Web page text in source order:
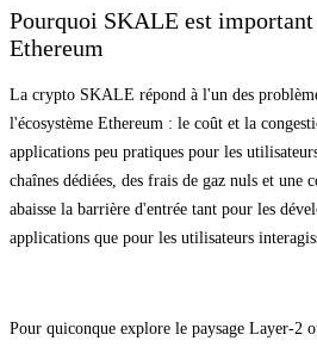
Pourquoi SKALE est important
Ethereum
La crypto SKALE répond à l'un des
l'écosystème Ethereum : le coût et la
applications peu pratiques pour les
chaînes dédiées, des frais de gaz nuls et
abaisse la barrière d'entrée tant pour les
applications que pour les utilisateurs
Pour quiconque explore le paysage Layer-2